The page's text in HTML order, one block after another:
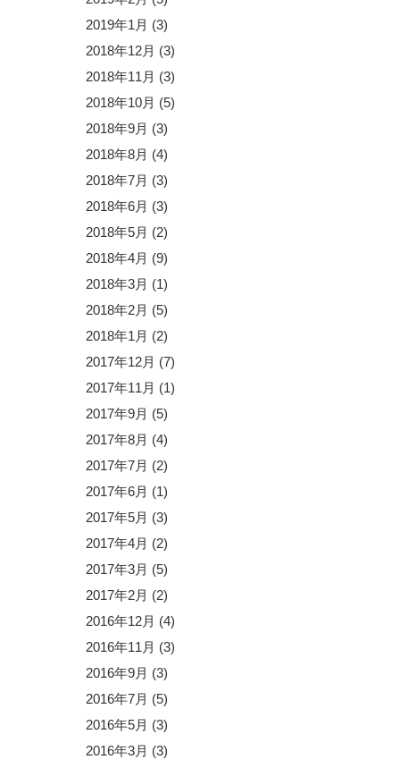
2019年1月 (3)
2018年12月 (3)
2018年11月 (3)
2018年10月 (5)
2018年9月 (3)
2018年8月 (4)
2018年7月 (3)
2018年6月 (3)
2018年5月 (2)
2018年4月 (9)
2018年3月 (1)
2018年2月 (5)
2018年1月 (2)
2017年12月 (7)
2017年11月 (1)
2017年9月 (5)
2017年8月 (4)
2017年7月 (2)
2017年6月 (1)
2017年5月 (3)
2017年4月 (2)
2017年3月 (5)
2017年2月 (2)
2016年12月 (4)
2016年11月 (3)
2016年9月 (3)
2016年7月 (5)
2016年5月 (3)
2016年3月 (3)